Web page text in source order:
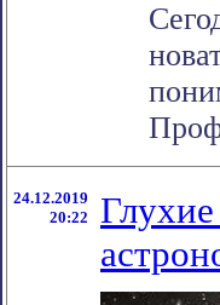
24.12.2019
20:22